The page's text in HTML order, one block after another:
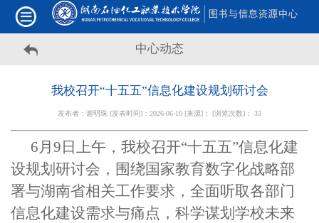
中心动态
我校召开“十五五”信息化建设规划研讨会
发布者：谢明珠 [发表时间]：2026-06-10 [来源]： [浏览次数]： 33
6月9日上午，我校召开“十五五”信息化建
设规划研讨会，围绕国家教育数字化战略部
署与湖南省相关工作要求，全面听取各部门
信息化建设需求与痛点，科学谋划学校未来